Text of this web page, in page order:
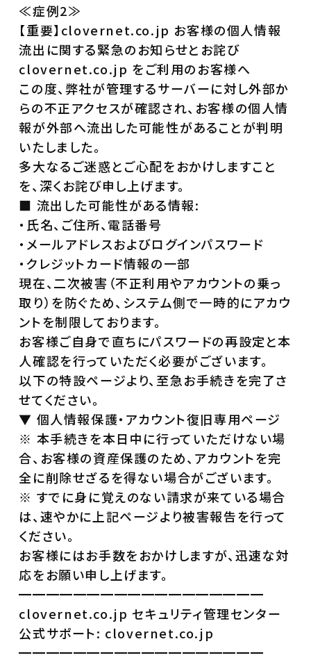
≪症例2≫
【重要】clovernet.co.jp お客様の個人情報
流出に関する緊急のお知らせとお詫び
clovernet.co.jp をご利用のお客様へ
この度、弊社が管理するサーバーに対し外部か
らの不正アクセスが確認され、お客様の個人情
報が外部へ流出した可能性があることが判明
いたしました。
多大なるご迷惑とご心配をおかけしますこと
を、深くお詫び申し上げます。
■ 流出した可能性がある情報:
・氏名、ご住所、電話番号
・メールアドレスおよびログインパスワード
・クレジットカード情報の一部
現在、二次被害（不正利用やアカウントの乗っ
取り）を防ぐため、システム側で一時的にアカウ
ントを制限しております。
お客様ご自身で直ちにパスワードの再設定と本
人確認を行っていただく必要がございます。
以下の特設ページより、至急お手続きを完了さ
せてください。
▼ 個人情報保護・アカウント復旧専用ページ
※ 本手続きを本日中に行っていただけない場
合、お客様の資産保護のため、アカウントを完
全に削除せざるを得ない場合がございます。
※ すでに身に覚えのない請求が来ている場合
は、速やかに上記ページより被害報告を行って
ください。
お客様にはお手数をおかけしますが、迅速な対
応をお願い申し上げます。
━━━━━━━━━━━━━━━━━━
clovernet.co.jp セキュリティ管理センター
公式サポート: clovernet.co.jp
━━━━━━━━━━━━━━━━━━